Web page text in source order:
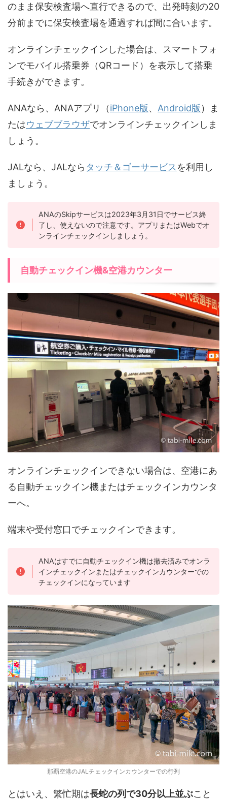
のまま保安検査場へ直行できるので、出発時刻の20
分前までに保安検査場を通過すれば間に合います。
オンラインチェックインした場合は、スマートフォ
ンでモバイル搭乗券（QRコード）を表示して搭乗
手続きができます。
ANAなら、ANAアプリ（iPhone版、 Android版 ）ま
たはウェブブラウザでオンラインチェックインしま
しょう。
JALなら、JALなら タッチ＆ゴーサービス を利用し
ましょう。
ANAのSkipサービスは2023年3月31日でサービス終
了し、使えないので注意です。アプリまたはWebでオ
ンラインチェックインしましょう。
自動チェックイン機&空港カウンター
オンラインチェックインできない場合は、空港にあ
る自動チェックイン機またはチェックインカウンタ
ーへ。
端末や受付窓口でチェックインできます。
ANAはすでに自動チェックイン機は撤去済みでオンラ
インチェックインまたはチェックインカウンターでの
チェックインになっています
那覇空港のJALチェックインカウンターでの行列
とはいえ、繁忙期は長蛇の列で30分以上並ぶこと